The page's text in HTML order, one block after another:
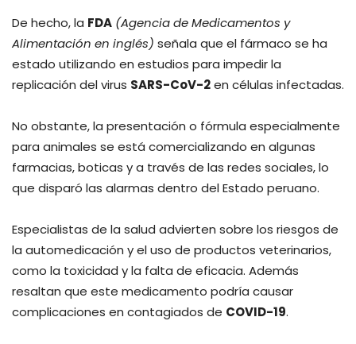
De hecho, la FDA (Agencia de Medicamentos y
Alimentación en inglés) señala que el fármaco se ha
estado utilizando en estudios para impedir la
replicación del virus SARS-CoV-2en células infectadas.
No obstante, la presentación o fórmula especialmente
para animales se está comercializando en algunas
farmacias, boticas y a través de las redes sociales, lo
que disparó las alarmas dentro del Estado peruano.
Especialistas de la salud advierten sobre los riesgos de
la automedicación y el uso de productos veterinarios,
como la toxicidad y la falta de eficacia. Además
resaltan que este medicamento podría causar
complicaciones en contagiados de COVID-19.